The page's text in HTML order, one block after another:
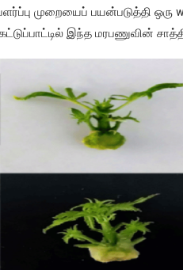
முறையைப் பயன்படுத்தி ஒரு
கட்டுப்பாட்டில் இந்த மரபணுவின்